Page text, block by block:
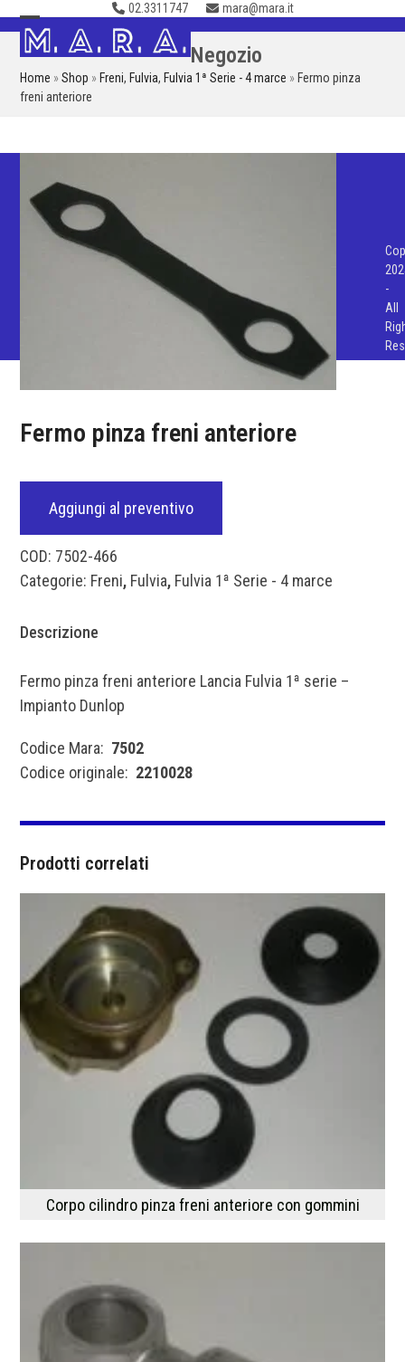
Skip
to
content
02.3311747 mara@mara.it
Open
mobile
menu
Close
mobile
menu
Negozio
Home »Shop » Freni, Fulvia, Fulvia 1ª Serie - 4 marce » Fermo pinza
freni anteriore
Fermo pinza freni anteriore
Aggiungi al preventivo
COD: 7502-466
Categorie: Freni, Fulvia, Fulvia 1ª Serie - 4 marce
Descrizione
Fermo pinza freni anteriore Lancia Fulvia 1ª serie –
Impianto Dunlop
Codice Mara: 7502
Codice originale: 2210028
Prodotti correlati
Corpo cilindro pinza freni anteriore con gommini
-
All